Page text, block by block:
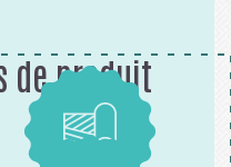
de produit
Tissus